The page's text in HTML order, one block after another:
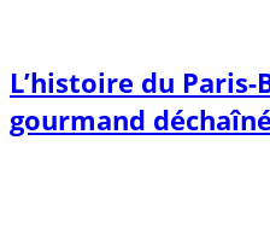
L’histoire du
gourmand déchaîné